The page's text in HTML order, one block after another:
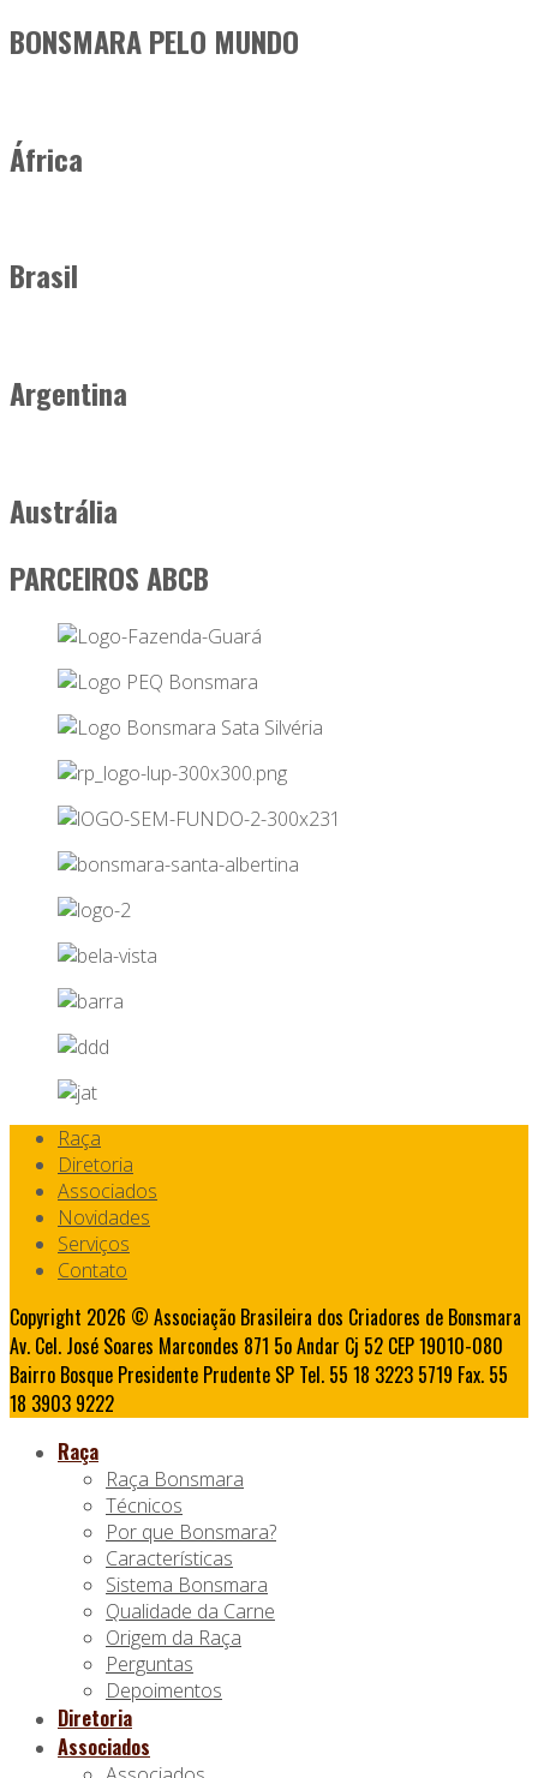
BONSMARA PELO MUNDO
África
Brasil
Argentina
Austrália
PARCEIROS ABCB
Raça
Diretoria
Associados
Novidades
Serviços
Contato
Copyright 2026 © Associação Brasileira dos Criadores de Bonsmara
Av. Cel. José Soares Marcondes 871 5o Andar Cj 52 CEP 19010-080
Bairro Bosque Presidente Prudente SP Tel. 55 18 3223 5719 Fax. 55
18 3903 9222
Raça
Raça Bonsmara
Técnicos
Por que Bonsmara?
Características
Sistema Bonsmara
Qualidade da Carne
Origem da Raça
Perguntas
Depoimentos
Diretoria
Associados